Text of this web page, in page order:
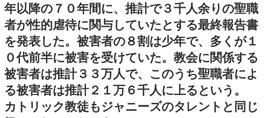
年以降の７０年間に、推計で３千人余りの聖職
者が性的虐待に関与していたとする最終報告書
を発表した。被害者の８割は少年で、多くが１
０代前半に被害を受けていた。教会に関係する
被害者は推計３３万人で、このうち聖職者によ
る被害者は推計２１万６千人に上るという。
カトリック教徒もジャニーズのタレントと同じ